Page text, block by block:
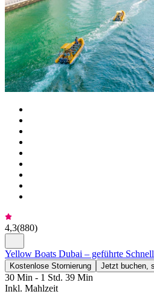
4,3(880)
Yellow Boats Dubai – geführte
Kostenlose Stornierung Jetzt buchen,
30 Min - 1 Std. 39 Min
Inkl. Mahlzeit